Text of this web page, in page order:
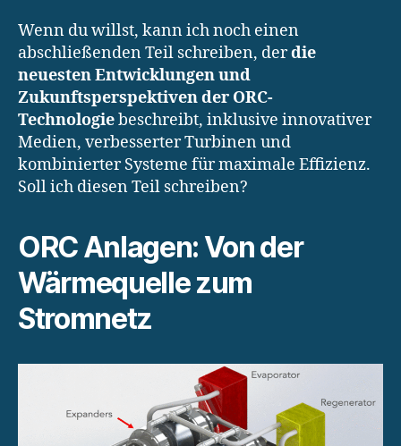
Wenn du willst, kann ich noch einen
abschließenden Teil schreiben, derdie
neuesten Entwicklungen und
Zukunftsperspektiven der ORC-
Technologiebeschreibt, inklusive innovativer
Medien, verbesserter Turbinen und
kombinierter Systeme für maximale Effizienz.
Soll ich diesen Teil schreiben?
ORC Anlagen: Von der
Wärmequelle zum
Stromnetz